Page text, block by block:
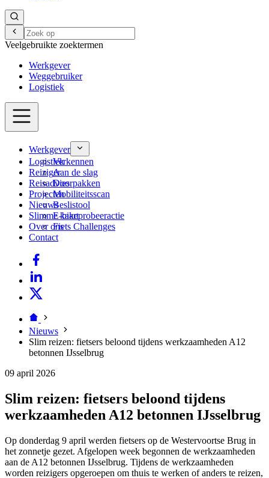
Veelgebruikte zoektermen
Werkgever
Weggebruiker
Logistiek
Werkgever
Verkennen
Aan de slag
Doorpakken
Mobiliteitsscan
Beslistool
E-bikeprobeeractie
Fiets Challenges
Logistiek
Reiziger
Reisadvies
Projecten
Nieuws
Slimme kaart
Over ons
Contact
Nieuws
Slim reizen: fietsers beloond tijdens werkzaamheden A12
betonnen IJsselbrug
09 april 2026
Slim reizen: fietsers beloond tijdens
werkzaamheden A12 betonnen IJsselbrug
Op donderdag 9 april werden fietsers op de Westervoortse Brug in
het zonnetje gezet. Afgelopen week begonnen de werkzaamheden
aan de A12 betonnen IJsselbrug. Tijdens de werkzaamheden
worden reizigers opgeroepen om thuis te werken of anders te reizen,